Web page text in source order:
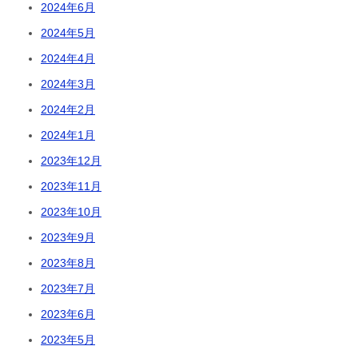
2024年6月
2024年5月
2024年4月
2024年3月
2024年2月
2024年1月
2023年12月
2023年11月
2023年10月
2023年9月
2023年8月
2023年7月
2023年6月
2023年5月